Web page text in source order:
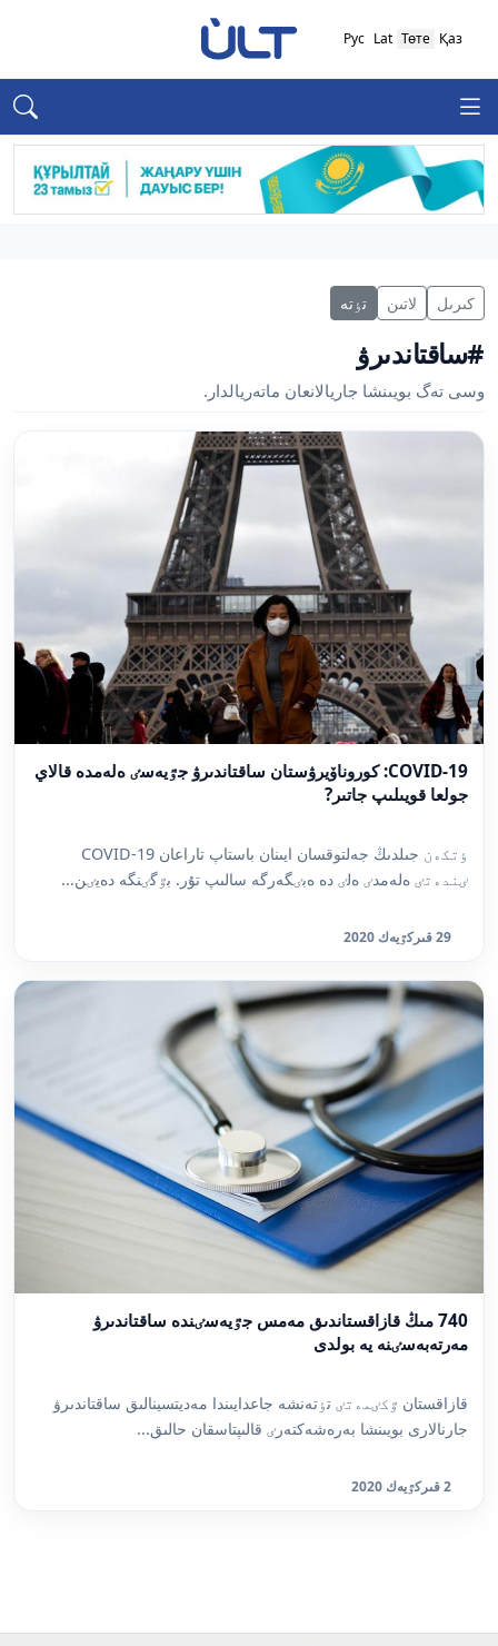
Қаз
Төте
Lat
Рус
كىرىل لاتىن تٶتە
#ساقتاندىرۋ
وسى تەگ بويىنشا جاريالانعان ماتەريالدار.
COVID-19: كوروناۆيرۋستان ساقتاندىرۋ جٷيەسٸ ەلەمدە قالاي
جولعا قويىلىپ جاتىر?
ٶتكەن جىلدىڭ جەلتوقسان ايىنان باستاپ تاراعان COVID-19
ٸندەتٸ ەلەمدٸ ەلٸ دە ەبٸگەرگە سالىپ تۇر. بٷگٸنگە دەيٸن...
29 قىركٷيەك 2020
740 مىڭ قازاقستاندىق مەمس جٷيەسٸندە ساقتاندىرۋ
مەرتەبەسٸنە يە بولدى
قازاقستان ٷكٸمەتٸ تٶتەنشە جاعدايىندا مەديتسينالىق ساقتاندىرۋ
جارنالارى بويىنشا بەرەشەكتەرٸ قالىپتاسقان حالىق...
2 قىركٷيەك 2020